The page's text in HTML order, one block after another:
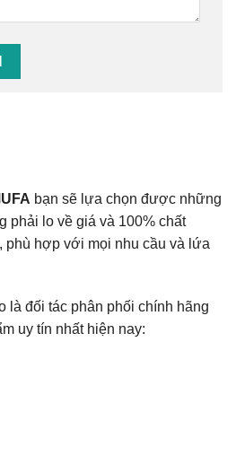
bạn sẽ lựa chọn được những
phải lo về giá và 100% chất
phù hợp với mọi nhu cầu và lứa
là đối tác phân phối chính hãng
uy tín nhất hiện nay: